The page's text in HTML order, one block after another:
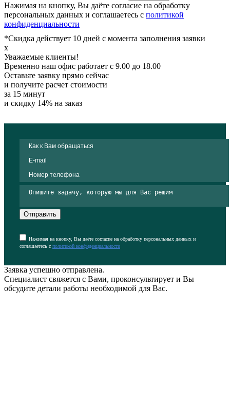
Нажимая на кнопку, Вы даёте согласие на обработку
персональных данных и соглашаетесь с политикой
конфиденциальности
*Скидка действует 10 дней с момента заполнения заявки
x
Уважаемые клиенты!
Временно наш офис работает с 9.00 до 18.00
Оставьте заявку прямо сейчас
и получите расчет стоимости
за 15 минут
и скидку 14% на заказ
Отправить
Нажимая на кнопку, Вы даёте согласие на обработку персональных данных и
соглашаетесь с политикой конфиденциальности
Заявка успешно отправлена.
Специалист свяжется с Вами, проконсультирует и Вы
обсудите детали работы необходимой для Вас.